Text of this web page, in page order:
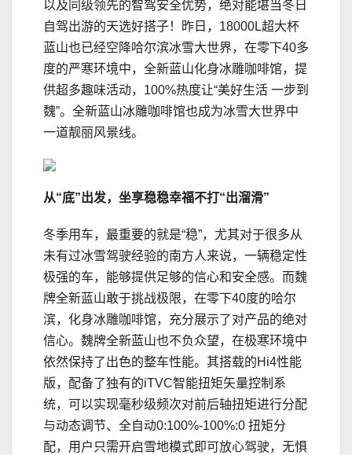
以及同级领先的智驾安全优势，绝对能堪当冬日
自驾出游的天选好搭子！昨日，18000L超大杯
蓝山也已经空降哈尔滨冰雪大世界，在零下40多
度的严寒环境中，全新蓝山化身冰雕咖啡馆，提
供超多趣味活动，100%热度让“美好生活 一步到
魏”。全新蓝山冰雕咖啡馆也成为冰雪大世界中
一道靓丽风景线。
从“底”出发， 坐享稳稳幸福不打“出溜滑”
冬季用车，最重要的就是“稳”，尤其对于很多从
未有过冰雪驾驶经验的南方人来说，一辆稳定性
极强的车，能够提供足够的信心和安全感。而魏
牌全新蓝山敢于挑战极限，在零下40度的哈尔
滨，化身冰雕咖啡馆，充分展示了对产品的绝对
信心。魏牌全新蓝山也不负众望，在极寒环境中
依然保持了出色的整车性能。其搭载的Hi4性能
版，配备了独有的iTVC智能扭矩矢量控制系
统，可以实现毫秒级频次对前后轴扭矩进行分配
与动态调节、全自动0:100%-100%:0 扭矩分
配，用户只需开启雪地模式即可放心驾驶，无惧